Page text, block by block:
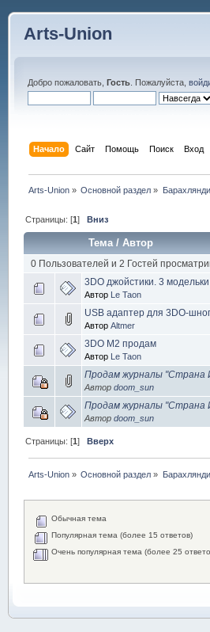
Arts-Union
Добро пожаловать, Гость. Пожалуйста,
Начало Сайт Помощь Поиск Вход
Arts-Union » Основной раздел »
Страницы: [1]Вниз
Тема/ Автор
0 Пользователей и 2 Гостей
3DO джойстики. 3 модельки
Автор Le Taon
USB адаптер для 3DO-
Автор Altmer
3DO M2 продам
Автор Le Taon
Продам журналы "Страна
Автор doom_sun
Продам журналы "Страна
Автор doom_sun
Страницы: [1]Вверх
Arts-Union » Основной раздел »
Обычная тема
Популярная тема (более 15 ответов)
Очень популярная тема (более 25